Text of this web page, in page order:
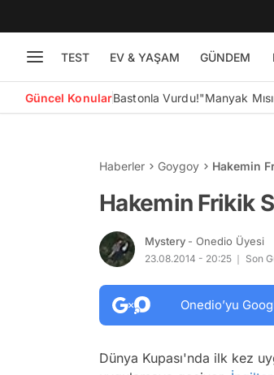
TEST EV & YAŞAM GÜNDEM
Güncel KonularBastonla Vurdu!"Manyak
Haberler Goygoy Hakemin
Hakemin Frikik
Mystery - Onedio Üyesi
23.08.2014 - 20:25 Son
Onedio’yu
Dünya Kupası'nda ilk kez